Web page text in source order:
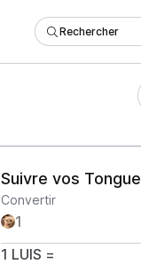
Rechercher
Suivre vos
Convertir
1 LUIS =